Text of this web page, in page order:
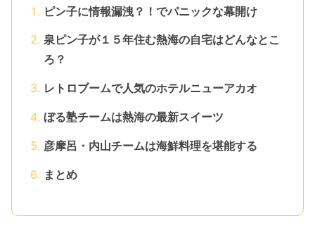
ピン子に情報漏洩？！でパニックな幕開け
泉ピン子が１５年住む熱海の自宅はどんなとこ
ろ？
レトロブームで人気のホテルニューアカオ
ぼる塾チームは熱海の最新スイーツ
彦摩呂・内山チームは海鮮料理を堪能する
まとめ